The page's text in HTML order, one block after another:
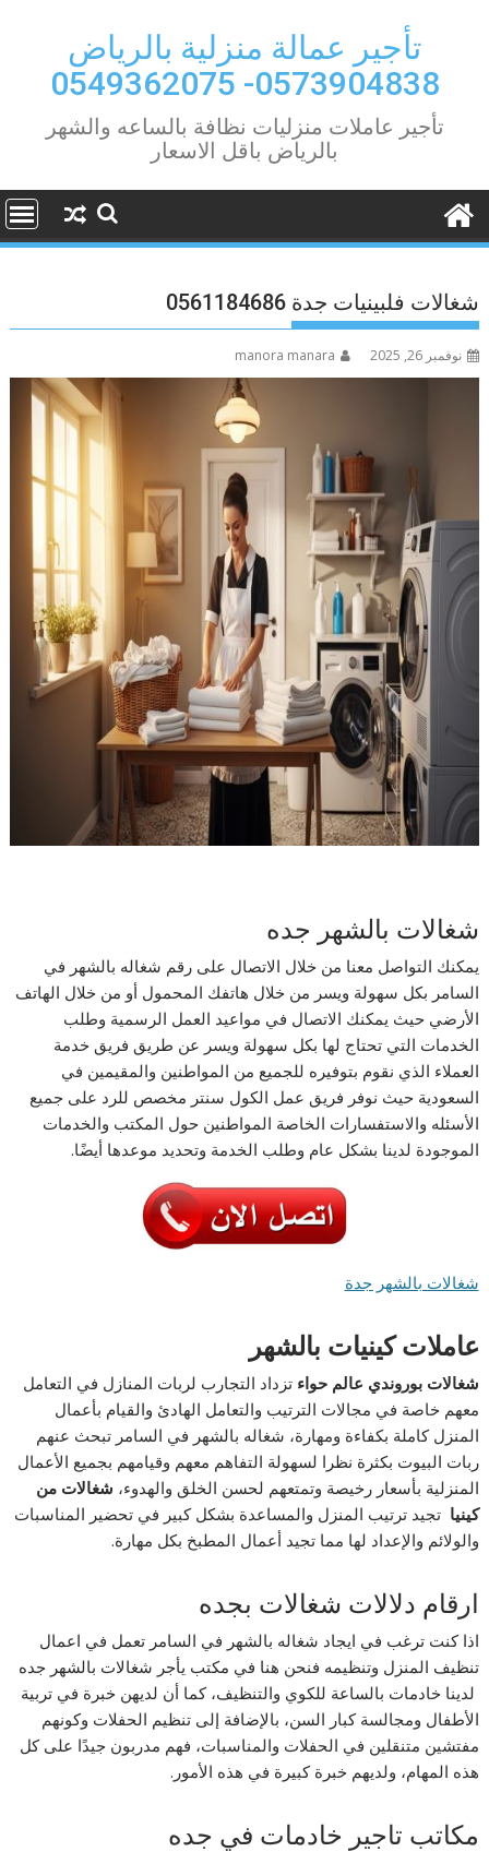
تأجير عمالة منزلية بالرياض
0573904838- 0549362075
تأجير عاملات منزليات نظافة بالساعه والشهر
بالرياض باقل الاسعار
شغالات فلبينيات جدة 0561184686
نوفمبر 26, 2025 manora manara
شغالات بالشهر جده
يمكنك التواصل معنا من خلال الاتصال على رقم شغاله بالشهر في
السامر بكل سهولة ويسر من خلال هاتفك المحمول أو من خلال الهاتف
الأرضي حيث يمكنك الاتصال في مواعيد العمل الرسمية وطلب
الخدمات التي تحتاج لها بكل سهولة ويسر عن طريق فريق خدمة
العملاء الذي نقوم بتوفيره للجميع من المواطنين والمقيمين في
السعودية حيث نوفر فريق عمل الكول سنتر مخصص للرد على جميع
الأسئله والاستفسارات الخاصة المواطنين حول المكتب والخدمات
الموجودة لدينا بشكل عام وطلب الخدمة وتحديد موعدها أيضًا.
شغالات بالشهر جدة
عاملات كينيات بالشهر
شغالات بوروندي عالم حواءتزداد التجارب لربات المنازل في التعامل
معهم خاصة في مجالات الترتيب والتعامل الهادئ والقيام بأعمال
المنزل كاملة بكفاءة ومهارة، شغاله بالشهر في السامر تبحث عنهم
ربات البيوت بكثرة نظرا لسهولة التفاهم معهم وقيامهم بجميع الأعمال
المنزلية بأسعار رخيصة وتمتعهم لحسن الخلق والهدوء، شغالات من
كينيا تجيد ترتيب المنزل والمساعدة بشكل كبير في تحضير المناسبات
والولائم والإعداد لها مما تجيد أعمال المطبخ بكل مهارة.
ارقام دلالات شغالات بجده
اذا كنت ترغب في ايجاد شغاله بالشهر في السامر تعمل في اعمال
تنظيف المنزل وتنظيمه فنحن هنا في مكتب يأجر شغالات بالشهر جده
لدينا خادمات بالساعة للكوي والتنظيف، كما أن لديهن خبرة في تربية
الأطفال ومجالسة كبار السن، بالإضافة إلى تنظيم الحفلات وكونهم
مفتشين متنقلين في الحفلات والمناسبات، فهم مدربون جيدًا على كل
هذه المهام، ولديهم خبرة كبيرة في هذه الأمور.
مكاتب تاجير خادمات في جده